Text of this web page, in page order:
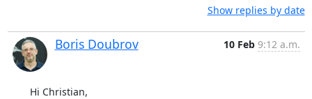
Show replies by date
Boris Doubrov 10 Feb 9:12 a.m.
Hi Christian,